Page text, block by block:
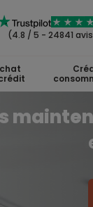
(4.8 / 5 - 24841